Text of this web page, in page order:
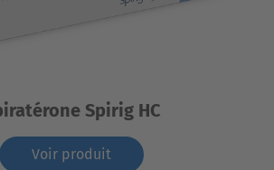
Spirig HC
Voir produit